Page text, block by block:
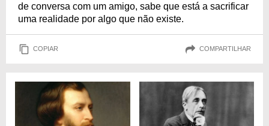
de conversa com um amigo, sabe que está a sacrificar
uma realidade por algo que não existe.
COPIAR COMPARTILHAR